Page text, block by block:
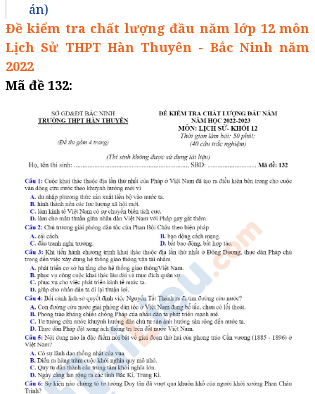
án)
Đề kiểm tra chất lượng đầu năm lớp 12 môn
Lịch Sử THPT Hàn Thuyên - Bắc Ninh năm
2022
Mã đề 132: